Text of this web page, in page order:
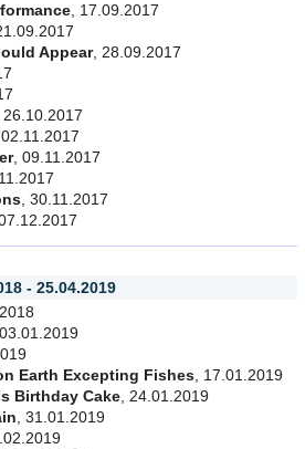
, 17.09.2017
Appear, 28.09.2017
, 26.10.2017
, 02.11.2017
, 09.11.2017
, 30.11.2017
07.12.2017
- 25.04.2019
, 03.01.2019
Earth Excepting Fishes , 17.01.2019
Birthday Cake , 24.01.2019
, 31.01.2019